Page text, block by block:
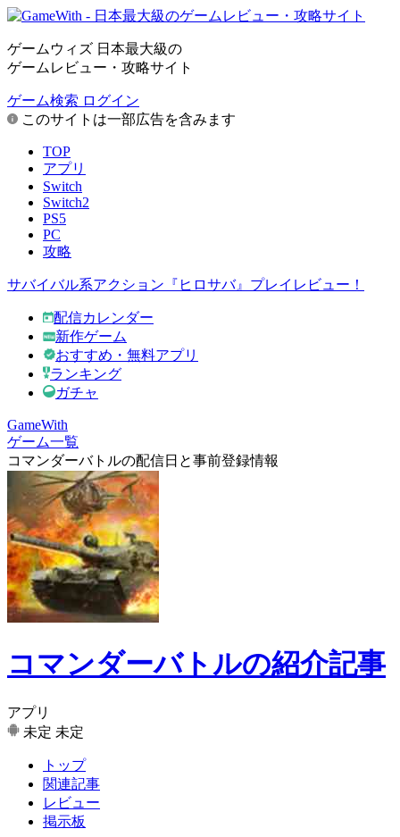
ゲームウィズ 日本最大級の
ゲームレビュー・攻略サイト
ゲーム検索 ログイン
このサイトは一部広告を含みます
TOP
アプリ
Switch
Switch2
PS5
PC
攻略
サバイバル系アクション『ヒロサバ』プレイレビュー！
配信カレンダー
新作ゲーム
おすすめ・無料アプリ
ランキング
ガチャ
GameWith
ゲーム一覧
コマンダーバトルの配信日と事前登録情報
コマンダーバトルの紹介記事
アプリ
未定 未定
トップ
関連記事
レビュー
掲示板